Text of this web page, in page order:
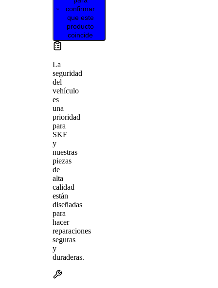
confirmar
que este
producto
coincide
La
seguridad
del
vehículo
es
una
prioridad
para
SKF
y
nuestras
piezas
de
alta
calidad
están
diseñadas
para
hacer
reparaciones
seguras
y
duraderas.